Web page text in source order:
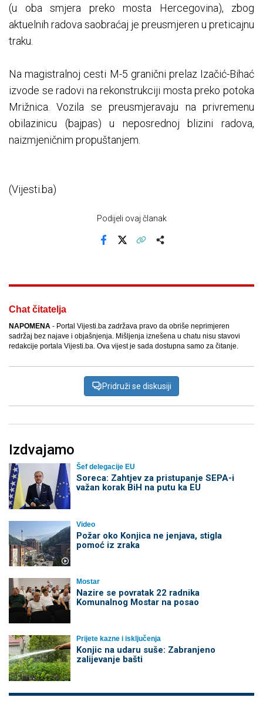
(u oba smjera preko mosta Hercegovina), zbog
aktuelnih radova saobraćaj je preusmjeren u preticajnu
traku.
Na magistralnoj cesti M-5 granični prelaz Izačić-Bihać
izvode se radovi na rekonstrukciji mosta preko potoka
Mrižnica. Vozila se preusmjeravaju na privremenu
obilazinicu (bajpas) u neposrednoj blizini radova,
naizmjeničnim propuštanjem.
(Vijesti.ba)
Podijeli ovaj članak
Chat čitatelja
NAPOMENA - Portal Vijesti.ba zadržava pravo da obriše neprimjeren
sadržaj bez najave i objašnjenja. Mišljenja iznešena u chatu nisu stavovi
redakcije portala Vijesti.ba. Ova vijest je sada dostupna samo za čitanje.
Pridruži se diskusiji
Izdvajamo
Šef delegacije EU
Soreca: Zahtjev za pristupanje SEPA-i
važan korak BiH na putu ka EU
Video
Požar oko Konjica ne jenjava, stigla
pomoć iz zraka
Mostar
Nazire se povratak 22 radnika
Komunalnog Mostar na posao
Prijete kazne i isključenja
Konjic na udaru suše: Zabranjeno
zalijevanje bašti